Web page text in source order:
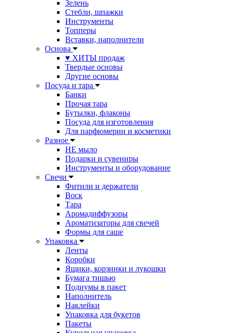
Зелень
Стебли, шпажки
Инструменты
Топперы
Вставки, наполнители
Основа
♥ ХИТЫ продаж
Твердые основы
Другие основы
Посуда и тара
Банки
Прочая тара
Бутылки, флаконы
Посуда для изготовления
Для парфюмерии и косметики
Разное
НЕ мыло
Подарки и сувениры
Инструменты и оборудование
Свечи
Фитили и держатели
Воск
Тара
Аромадиффузоры
Ароматизаторы для свечей
Формы для саше
Упаковка
Ленты
Коробки
Ящики, корзинки и лукошки
Бумага тишью
Подиумы в пакет
Наполнитель
Наклейки
Упаковка для букетов
Пакеты